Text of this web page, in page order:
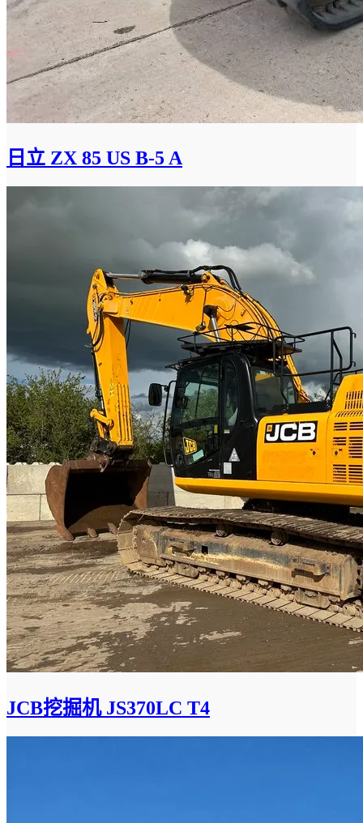
日立 ZX 85 US B-5 A
JCB挖掘机 JS370LC T4